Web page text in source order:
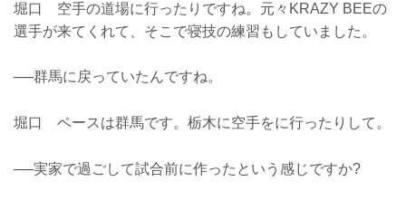
堀口 空手の道場に行ったりですね。元々KRAZY BEEの
選手が来てくれて、そこで寝技の練習もしていました。
──群馬に戻っていたんですね。
堀口 ベースは群馬です。栃木に空手をに行ったりして。
──実家で過ごして試合前に作ったという感じですか?